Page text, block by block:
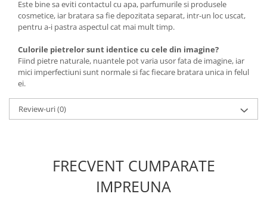
Este bine sa eviti contactul cu apa, parfumurile si produsele
cosmetice, iar bratara sa fie depozitata separat, intr-un loc uscat,
pentru a-i pastra aspectul cat mai mult timp.
Culorile pietrelor sunt identice cu cele din imagine?
Fiind pietre naturale, nuantele pot varia usor fata de imagine, iar
mici imperfectiuni sunt normale si fac fiecare bratara unica in felul
ei.
Review-uri(0)
FRECVENT CUMPARATE
IMPREUNA